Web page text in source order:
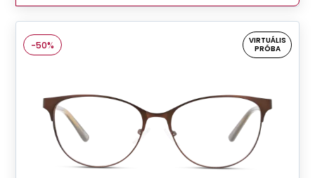
-50%
VIRTUÁLIS
PRÓBA